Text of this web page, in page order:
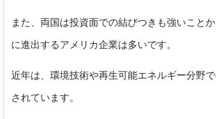
また、両国は投資面での結びつきも強いこと
に進出するアメリカ企業は多いです。
近年は、環境技術や再生可能エネルギー分野
されています。